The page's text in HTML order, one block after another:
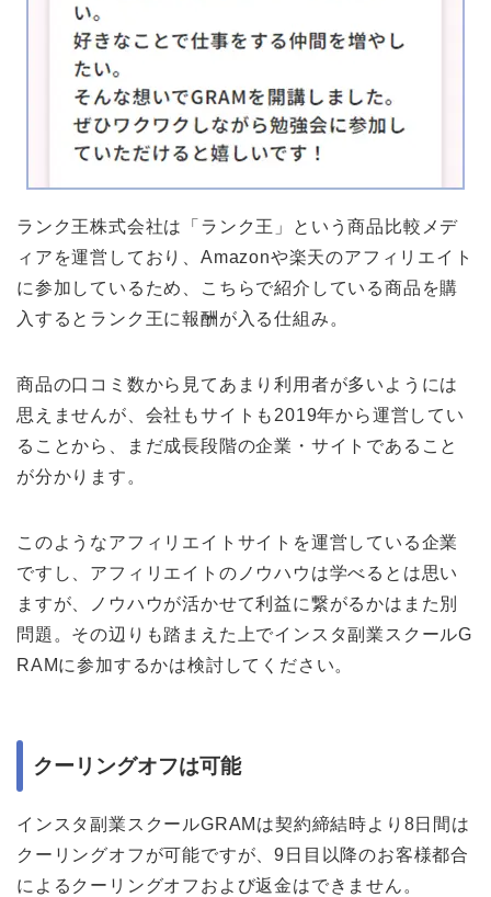
ランク王株式会社は「ランク王」という商品比較メデ
ィアを運営しており、Amazonや楽天のアフィリエイト
に参加しているため、こちらで紹介している商品を購
入するとランク王に報酬が入る仕組み。
商品の口コミ数から見てあまり利用者が多いようには
思えませんが、会社もサイトも2019年から運営してい
ることから、まだ成長段階の企業・サイトであること
が分かります。
このようなアフィリエイトサイトを運営している企業
ですし、アフィリエイトのノウハウは学べるとは思い
ますが、ノウハウが活かせて利益に繋がるかはまた別
問題。その辺りも踏まえた上でインスタ副業スクールG
RAMに参加するかは検討してください。
クーリングオフは可能
インスタ副業スクールGRAMは契約締結時より8日間は
クーリングオフが可能ですが、9日目以降のお客様都合
によるクーリングオフおよび返金はできません。